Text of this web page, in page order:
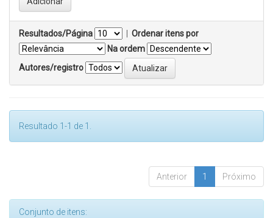
Resultados/Página
Ordenar itens por
Na ordem
Autores/registro
Resultado 1-1 de 1.
Anterior 1 Próximo
Conjunto de itens: